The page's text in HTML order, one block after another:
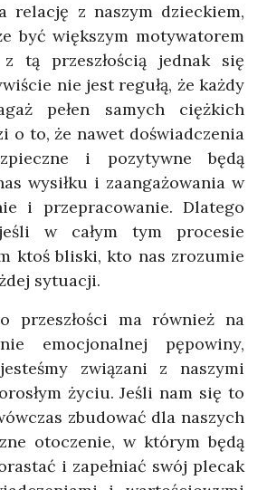
relację z naszym dzieckiem,
być większym motywatorem
tą przeszłością jednak się
nie jest regułą, że każdy
pełen samych ciężkich
o to, że nawet doświadczenia
i pozytywne będą
wysiłku i zaangażowania w
i przepracowanie. Dlatego
w całym tym procesie
ktoś bliski, kto nas zrozumie
sytuacji.
przeszłości ma również na
emocjonalnej pępowiny,
związani z naszymi
życiu. Jeśli nam się to
zbudować dla naszych
otoczenie, w którym będą
i zapełniać swój plecak